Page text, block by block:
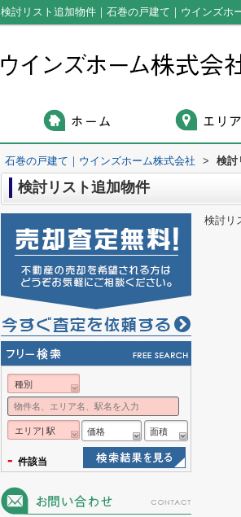
検討リスト追加物件｜石巻の戸建て｜ウインズホ
石巻の戸建て｜ウインズホーム株式会社 > 検討
検討リスト追加物件
検討リ
種別
エリア| 駅 価格 面積
- 件該当